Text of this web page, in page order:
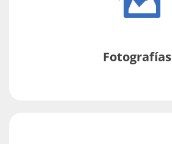
Fotografías